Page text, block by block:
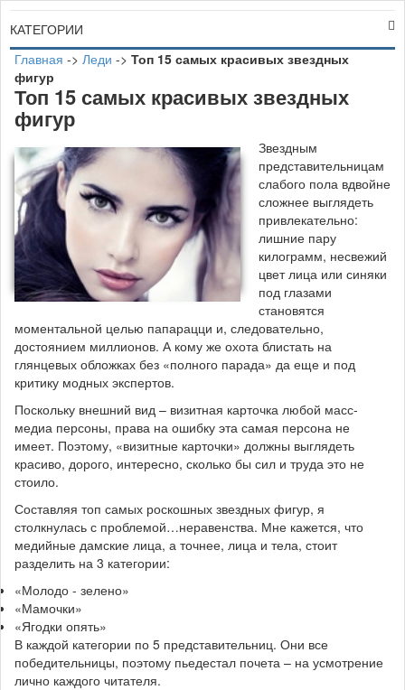
КАТЕГОРИИ
Главная -> Леди -> Топ 15 самых красивых звездных
фигур
Топ 15 самых красивых звездных
фигур
Звездным
представительницам
слабого пола вдвойне
сложнее выглядеть
привлекательно:
лишние пару
килограмм, несвежий
цвет лица или синяки
под глазами
становятся
моментальной целью папарацци и, следовательно,
достоянием миллионов. А кому же охота блистать на
глянцевых обложках без «полного парада» да еще и под
критику модных экспертов.
Поскольку внешний вид – визитная карточка любой масс-
медиа персоны, права на ошибку эта самая персона не
имеет. Поэтому, «визитные карточки» должны выглядеть
красиво, дорого, интересно, сколько бы сил и труда это не
стоило.
Составляя топ самых роскошных звездных фигур, я
столкнулась с проблемой…неравенства. Мне кажется, что
медийные дамские лица, а точнее, лица и тела, стоит
разделить на 3 категории:
«Молодо - зелено»
«Мамочки»
«Ягодки опять»
В каждой категории по 5 представительниц. Они все
победительницы, поэтому пьедестал почета – на усмотрение
лично каждого читателя.